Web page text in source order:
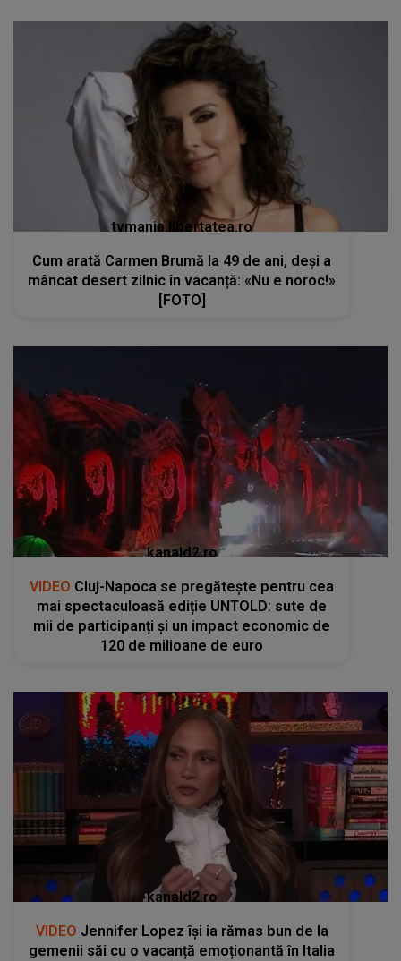
tvmania.libertatea.ro
Cum arată Carmen Brumă la 49 de ani, deși a
mâncat desert zilnic în vacanță: «Nu e noroc!»
[FOTO]
kanald2.ro
VIDEO Cluj-Napoca se pregătește pentru cea
mai spectaculoasă ediție UNTOLD: sute de
mii de participanți și un impact economic de
120 de milioane de euro
kanald2.ro
VIDEO Jennifer Lopez își ia rămas bun de la
gemenii săi cu o vacanță emoționantă în Italia